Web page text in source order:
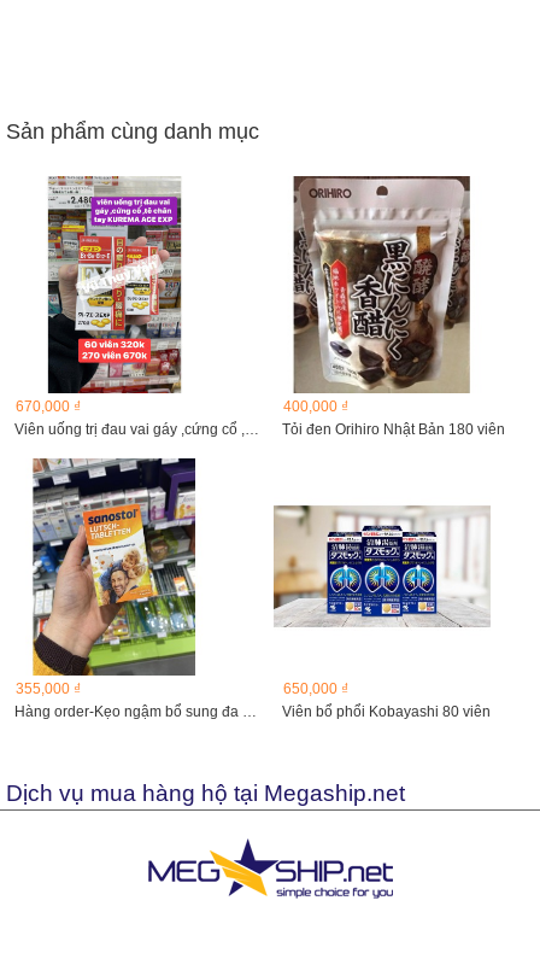
Sản phẩm cùng danh mục
670,000 ₫
Viên uống trị đau vai gáy ,cứng cổ ,tê chân tay KUREMA...
400,000 ₫
Tỏi đen Orihiro Nhật Bản 180 viên
355,000 ₫
Hàng order-Kẹo ngậm bổ sung đa vitamin và canxi cho trẻ...
650,000 ₫
Viên bổ phổi Kobayashi 80 viên
Dịch vụ mua hàng hộ tại Megaship.net